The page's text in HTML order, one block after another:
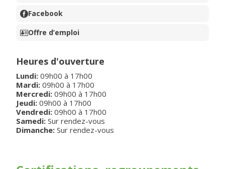
Facebook
Offre d’emploi
Heures d'ouverture
Lundi: 09h00 à 17h00
Mardi: 09h00 à 17h00
Mercredi: 09h00 à 17h00
Jeudi: 09h00 à 17h00
Vendredi: 09h00 à 17h00
Samedi: Sur rendez-vous
Dimanche: Sur rendez-vous